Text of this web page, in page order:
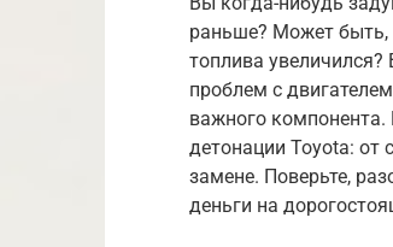
раньше? Может быть,
топлива
проблем с
важного компонента.
детонации Toyota: от
замене. Поверьте,
деньги на